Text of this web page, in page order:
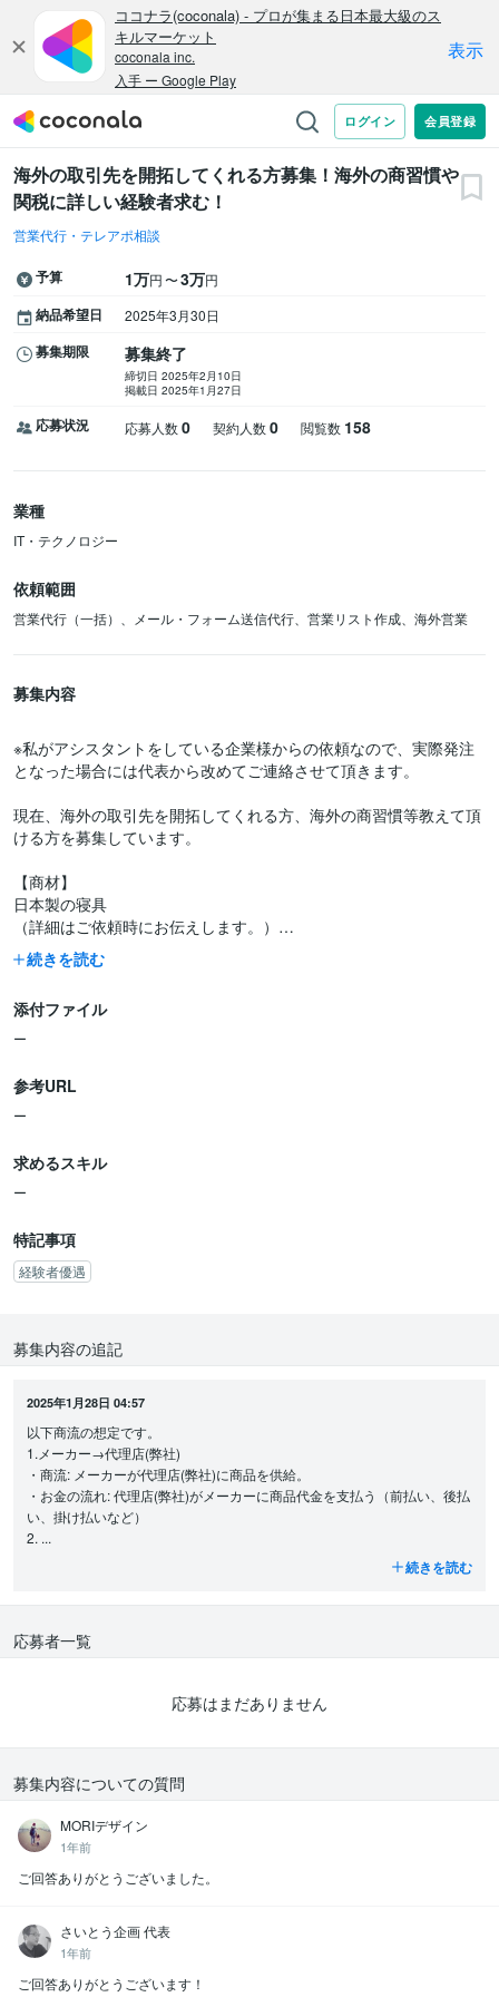
海外の取引先を開拓してくれる方募集！海外の商習慣や
関税に詳しい経験者求む！
営業代行・テレアポ相談
予算 1万円〜3万円
納品希望日 2025年3月30日
募集期限 募集終了
締切日 2025年2月10日
掲載日 2025年1月27日
応募状況 応募人数0 契約人数0 閲覧数 158
業種
IT・テクノロジー
依頼範囲
営業代行（一括）、メール・フォーム送信代行、営業リスト作成、海外営業
募集内容
※私がアシスタントをしている企業様からの依頼なので、実際発注
となった場合には代表から改めてご連絡させて頂きます。
現在、海外の取引先を開拓してくれる方、海外の商習慣等教えて頂
ける方を募集しています。
【商材】
日本製の寝具
（詳細はご依頼時にお伝えします。）
【依頼内容】
（※元からツテがある方がいれば嬉しいです）
・メールorお問合せフォームのアタックリスト作成
の商社等…
もし、その後の対応までして頂ける場合は費用感を教えて頂きたい
です。（1件当たりいくら等）
②輸出の支払い周り、関税、商習慣等教えて頂きたい
【予算】
い。
【納品時期】
・要相談
※急ぎの対応をお願いすることはありません。
【重視するポイント】
・②の支払いや関税・商習慣周りを教えて頂きたいので、海外ビジ
ネスのご経験が豊富な方が望ましいです。（ネットでは出てこない
情報を知りたい）
・元から取引先のツテがあるような方がいれば、嬉しいです。
続きを読む
添付ファイル
ー
参考URL
ー
求めるスキル
ー
特記事項
経験者優遇
募集内容の追記
2025年1月28日 04:57
以下商流の想定です。
1.メーカー→代理店(弊社)
・商流: メーカーが代理店(弊社)に商品を供給。
・お金の流れ: 代理店(弊社)がメーカーに商品代金を支払う（前払い、後払
い、掛け払いなど）
2. ...
続きを読む
応募者一覧
応募はまだありません
募集内容についての質問
MORIデザイン
1年前
ご回答ありがとうございました。
さいとう企画 代表
1年前
ご回答ありがとうございます！